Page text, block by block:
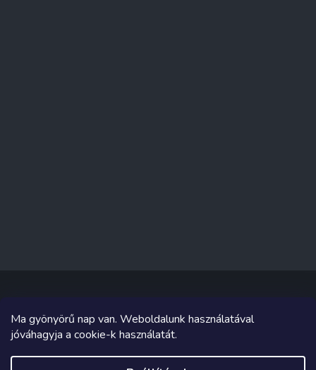
Ma gyönyörű nap van. Weboldalunk használatával
jóváhagyja a cookie-k használatát.
Copyright 2026 Sakküzlet. Minden jog fenntartva.
Grafika és megvalósítás innen Tomáš Hlad&Shoptetak.cz.